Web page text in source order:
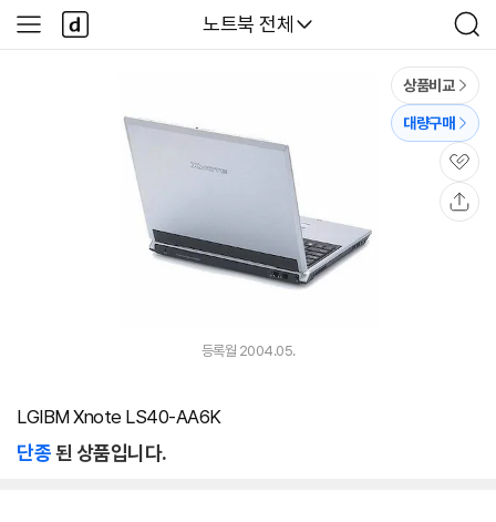
다나와
노트북 전체
검
색
사
이
다
나
와
상품비교
대량구매
관
심
등록월 2004.05.
LGIBM Xnote LS40-AA6K
단종된 상품입니다.